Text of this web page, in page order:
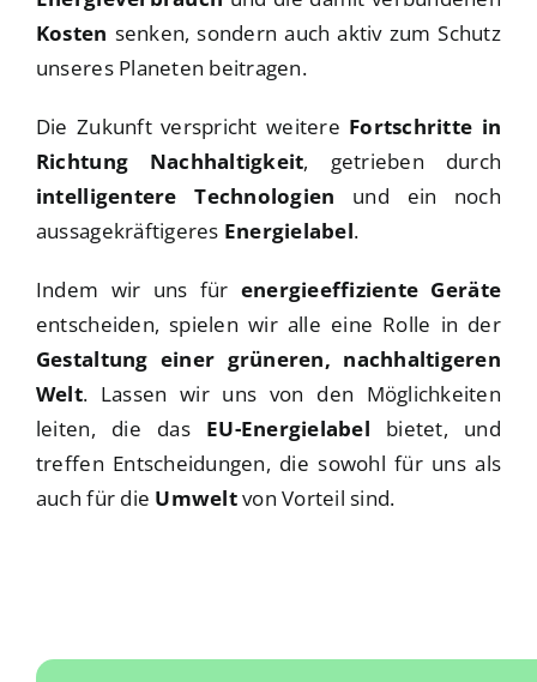
Kosten senken, sondern auch aktiv zum Schutz
unseres Planeten beitragen.
Die Zukunft verspricht weitere Fortschritte in
Richtung Nachhaltigkeit, getrieben durch
intelligentere Technologien und ein noch
aussagekräftigeres Energielabel.
Indem wir uns für energieeffiziente Geräte
entscheiden, spielen wir alle eine Rolle in der
Gestaltung einer grüneren, nachhaltigeren
Welt. Lassen wir uns von den Möglichkeiten
leiten, die das EU-Energielabel bietet, und
treffen Entscheidungen, die sowohl für uns als
auch für die Umweltvon Vorteil sind.